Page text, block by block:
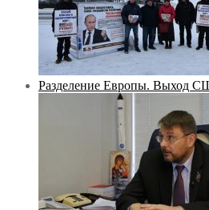
Разделение Европы. Выход